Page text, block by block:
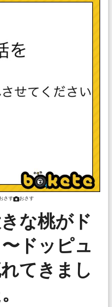
さす おさす
な桃がド
ドッピュ
てきまし